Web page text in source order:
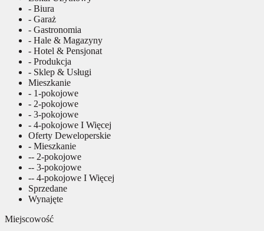
- Biura
- Garaż
- Gastronomia
- Hale & Magazyny
- Hotel & Pensjonat
- Produkcja
- Sklep & Usługi
Mieszkanie
- 1-pokojowe
- 2-pokojowe
- 3-pokojowe
- 4-pokojowe I Więcej
Oferty Deweloperskie
- Mieszkanie
-- 2-pokojowe
-- 3-pokojowe
-- 4-pokojowe I Więcej
Sprzedane
Wynajęte
Miejscowość